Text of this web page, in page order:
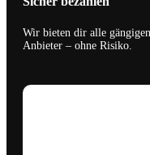
Wir bieten dir alle
Anbieter – ohne Risiko.